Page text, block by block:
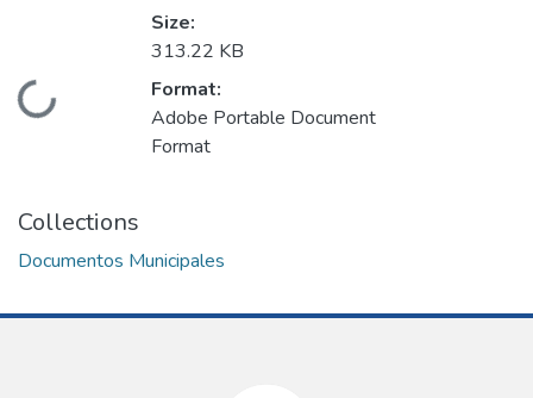
Loading...
Size:
313.22 KB
Format:
Adobe Portable Document
Format
Collections
Documentos Municipales